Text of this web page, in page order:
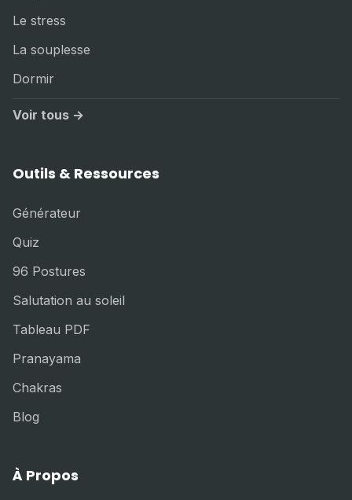
Le stress
La souplesse
Dormir
Voir tous →
Outils & Ressources
Générateur
Quiz
96 Postures
Salutation au soleil
Tableau PDF
Pranayama
Chakras
Blog
À Propos